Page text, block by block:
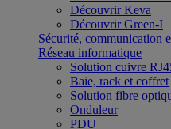
Découvrir Keva
Découvrir Green-I
Sécurité, communication
Réseau informatique
Solution cuivre
Baie, rack et coffret
Solution fibre
Onduleur
PDU